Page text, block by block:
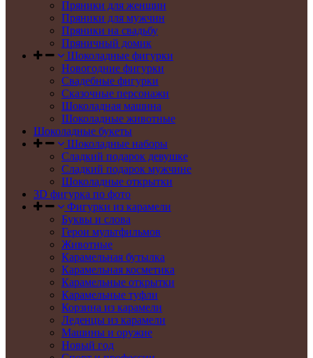
Пряники для женщин
Пряники для мужчин
Пряники на свадьбу
Пряничный домик
Шоколадные фигурки
Новогодние фигурки
Свадебные фигурки
Сказочные персонажи
Шоколадная машина
Шоколадные животные
Шоколадные букеты
Шоколадные наборы
Сладкий подарок девушке
Сладкий подарок мужчине
Шоколадные открытки
3D фигурка по фото
Фигурки из карамели
Буквы и слова
Герои мультфильмов
Животные
Карамельная бутылка
Карамельная косметика
Карамельные открытки
Карамельные туфли
Корзина из карамели
Леденцы из карамели
Машины и оружие
Новый год